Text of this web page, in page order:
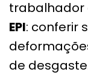
trabalhador
EPI: conferir
de